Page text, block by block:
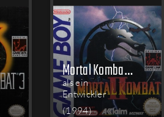
Mortal Kombat II
als ein
Entwickler
(1994)